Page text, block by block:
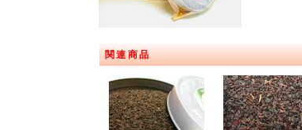
関連商品